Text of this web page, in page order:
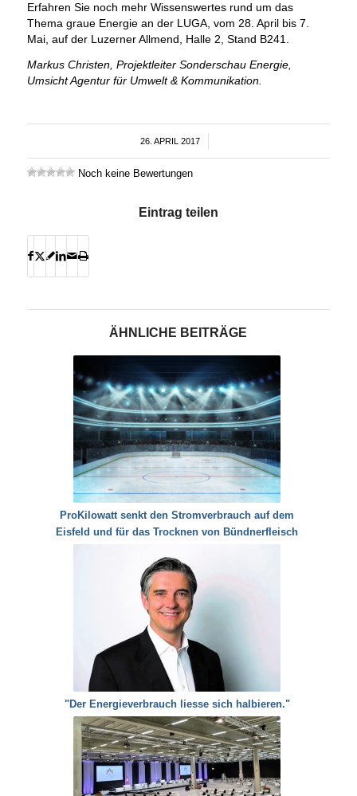
Erfahren Sie noch mehr Wissenswertes rund um das
Thema graue Energie an der LUGA, vom 28. April bis 7.
Mai, auf der Luzerner Allmend, Halle 2, Stand B241.
Markus Christen, Projektleiter Sonderschau Energie,
Umsicht Agentur für Umwelt & Kommunikation.
26. APRIL 2017
/
Noch keine Bewertungen
Eintrag teilen
ÄHNLICHE BEITRÄGE
ProKilowatt senkt den Stromverbrauch auf dem
Eisfeld und für das Trocknen von Bündnerfleisch
"Der Energieverbrauch liesse sich halbieren."